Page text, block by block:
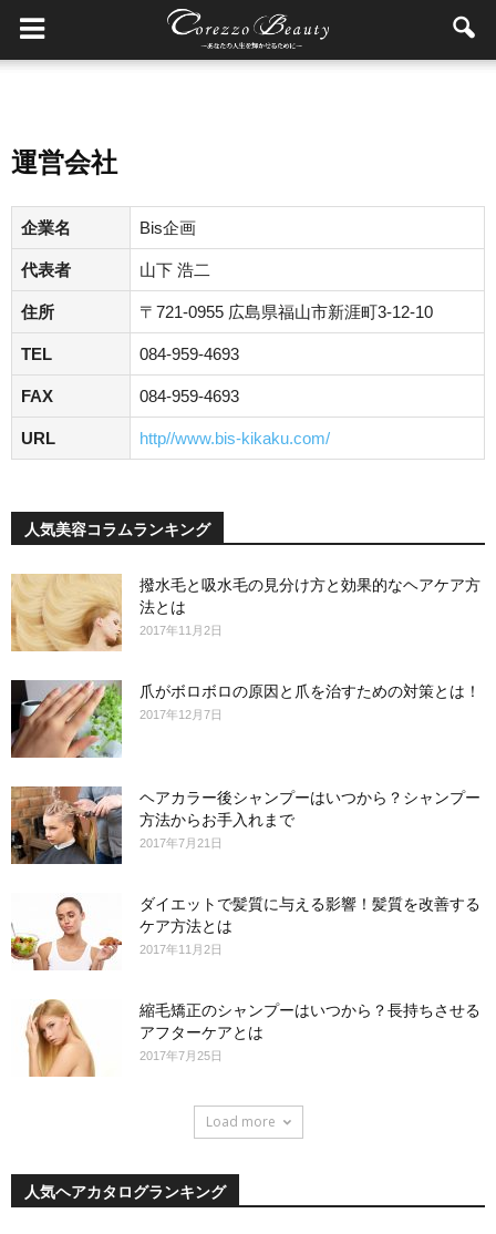
運営会社
企業名 Bis企画
代表者 山下 浩二
住所 〒721-0955 広島県福山市新涯町3-12-10
TEL 084-959-4693
FAX 084-959-4693
URL http//www.bis-kikaku.com/
人気美容コラムランキング
撥水毛と吸水毛の見分け方と効果的なヘアケア方
法とは
2017年11月2日
爪がボロボロの原因と爪を治すための対策とは！
2017年12月7日
ヘアカラー後シャンプーはいつから？シャンプー
方法からお手入れまで
2017年7月21日
ダイエットで髪質に与える影響！髪質を改善する
ケア方法とは
2017年11月2日
縮毛矯正のシャンプーはいつから？長持ちさせる
アフターケアとは
2017年7月25日
Load more
人気ヘアカタログランキング